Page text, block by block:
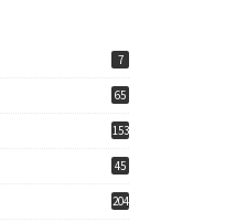
7
65
153
45
204